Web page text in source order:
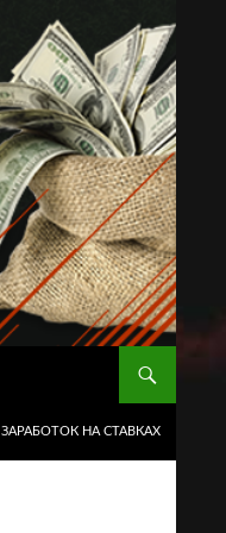
ЗАРАБОТОК НА СТАВКАХ